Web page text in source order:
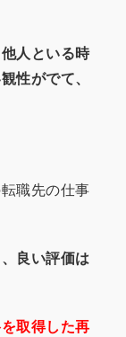
人といる時
性がでて、
職先の仕事
良い評価は
取得した再